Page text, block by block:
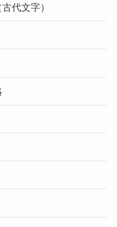
代文字）